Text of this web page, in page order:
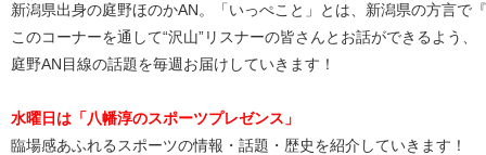
新潟県出身の庭野ほのかAN。「いっぺこと」とは、新潟県の方言で
このコーナーを通して“沢山”リスナーの皆さんとお話ができるよう、
庭野AN目線の話題を毎週お届けしていきます！
水曜日は「八幡淳のスポーツプレゼンス」
臨場感あふれるスポーツの情報・話題・歴史を紹介していきます！